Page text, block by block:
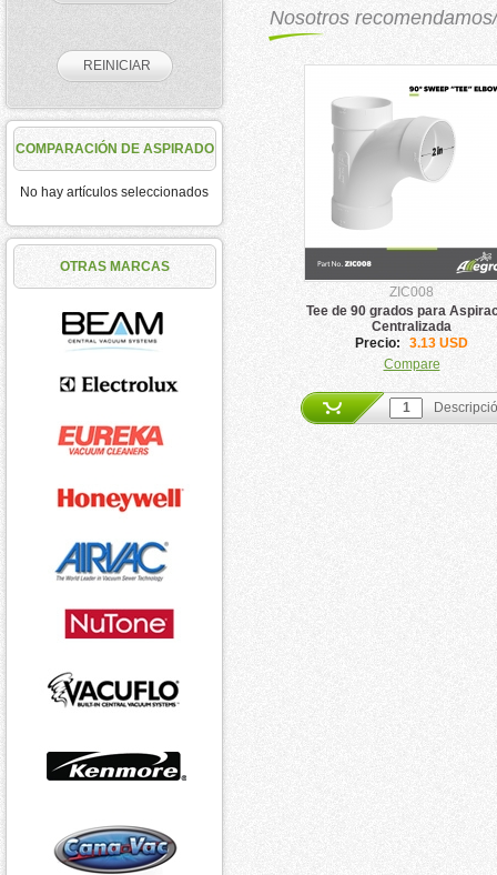
COMPARACIÓN DE ASPIRADO
No hay artículos seleccionados
OTRAS MARCAS
Nosotros
ZIC008
Tee de 90 grados para
Centralizada
Precio: 3.13 USD
Compare